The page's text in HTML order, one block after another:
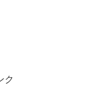
ク